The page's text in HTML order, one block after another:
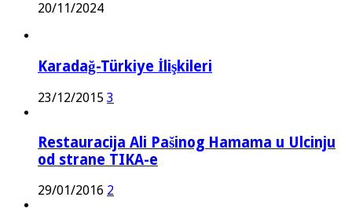
20/11/2024
Karadağ-Türkiye İlişkileri
23/12/2015 3
Restauracija Ali Pašinog Hamama u Ulcinju
od strane TIKA-e
29/01/2016 2